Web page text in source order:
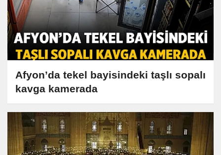
Afyon’da tekel bayisindeki taşlı sopalı
kavga kamerada